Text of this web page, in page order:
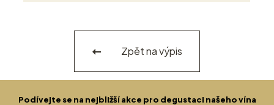
Zpět na výpis
Podívejte se na nejbližší akce pro degustaci našeho vína